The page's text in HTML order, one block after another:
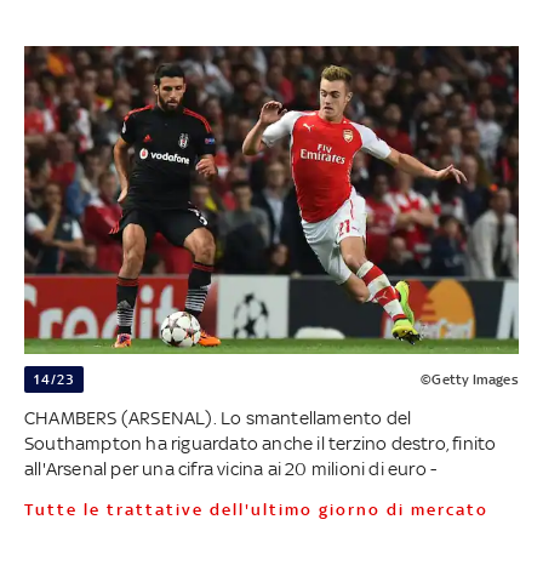
14/23 ©Getty Images
CHAMBERS (ARSENAL). Lo smantellamento del
Southampton ha riguardato anche il terzino destro, finito
all'Arsenal per una cifra vicina ai 20 milioni di euro -
Tutte le trattative dell'ultimo giorno di mercato